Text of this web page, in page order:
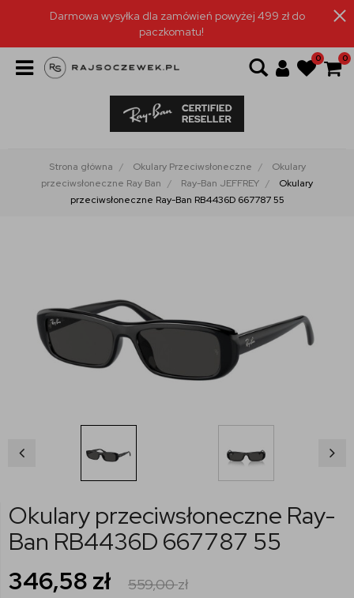
Darmowa wysyłka dla zamówień powyżej 499 zł do
paczkomatu!
0 0
Strona główna Okulary Przeciwsłoneczne
Okulary
przeciwsłoneczne Ray Ban
Ray-Ban JEFFREY
Okulary
przeciwsłoneczne Ray-Ban RB4436D 667787 55
Okulary przeciwsłoneczne Ray-
Ban RB4436D 667787 55
346,58 zł 559,00zł